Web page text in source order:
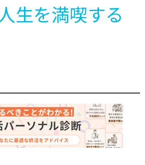
生を満喫する